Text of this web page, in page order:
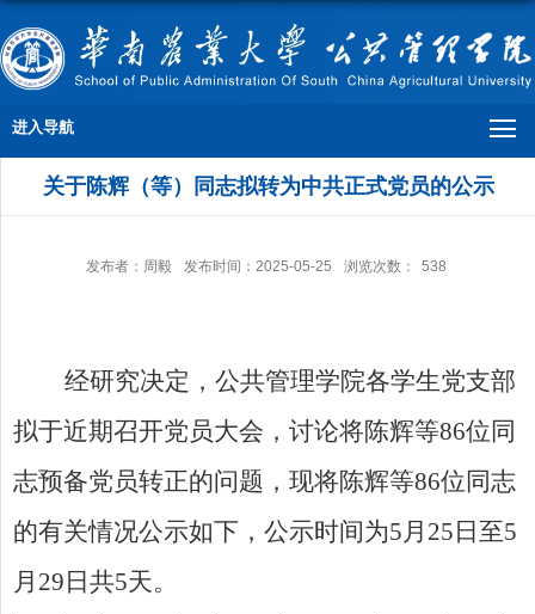
进入导航
关于陈辉（等）同志拟转为中共正式党员的公示
发布者：周毅 发布时间：2025-05-25 浏览次数： 538
经研究决定，公共管理学院各学生党支部
拟于近期召开党员大会，讨论将陈辉等86位同
志预备党员转正的问题，现将陈辉等86位同志
的有关情况公示如下，公示时间为5月 25 日至5
月 29 日共5天。